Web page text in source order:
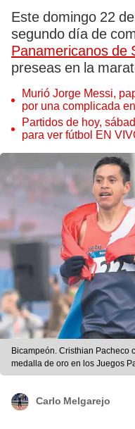
Este domingo 22
segundo día de
Panamericanos de
preseas en la
Murió Jorge Messi,
por una complicada
Partidos de hoy,
para ver fútbol EN
Bicampeón. Cristhian Pacheco
medalla de oro en los Juegos
Carlo Melgarejo